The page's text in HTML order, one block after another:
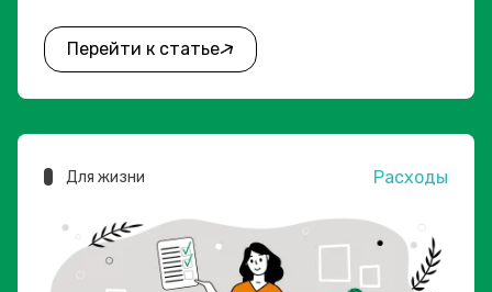
Перейти к статье
Для жизни Расходы